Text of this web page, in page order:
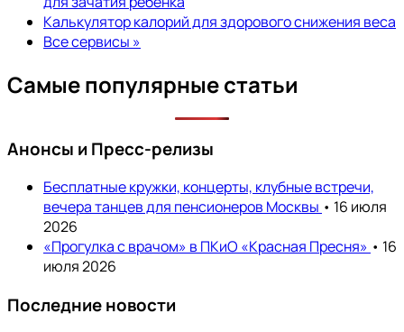
Калькулятор калорий для здорового снижения веса
Все сервисы »
Самые популярные статьи
Анонсы и Пресс-релизы
Бесплатные кружки, концерты, клубные встречи,
вечера танцев для пенсионеров Москвы • 16 июля
2026
«Прогулка с врачом» в ПКиО «Красная Пресня» • 16
июля 2026
Последние новости